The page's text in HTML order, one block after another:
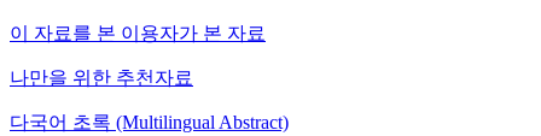
이 자료를 본 이용자가 본 자료
나만을 위한 추천자료
다국어 초록 (Multilingual Abstract)